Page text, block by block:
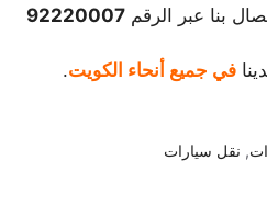
بنا عبر الرقم 92220007
في جميع أنحاء الكويت.
, نقل سيارات